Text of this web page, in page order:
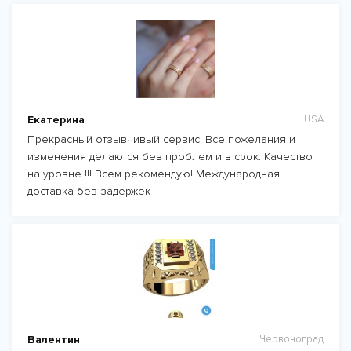
Екатерина USA
Прекрасный отзывчивый сервис. Все пожелания и
изменения делаются без проблем и в срок. Качество
на уровне !!! Всем рекомендую! Международная
доставка без задержек
Валентин Червоноград